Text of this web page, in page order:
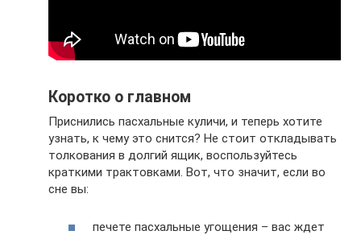
Коротко о главном
Приснились пасхальные куличи, и теперь хотите
узнать, к чему это снится? Не стоит откладывать
толкования в долгий ящик, воспользуйтесь
краткими трактовками. Вот, что значит, если во
сне вы:
печете пасхальные угощения – вас ждет